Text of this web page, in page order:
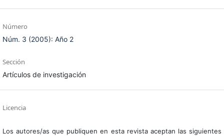
Número
Núm. 3 (2005): Año 2
Sección
Artículos de investigación
Licencia
Los autores/as que publiquen en esta revista aceptan las siguientes